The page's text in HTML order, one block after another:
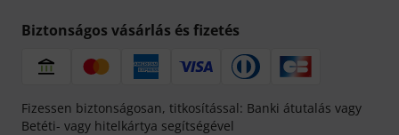
Biztonságos vásárlás és fizetés
Fizessen biztonságosan, titkosítással: Banki átutalás vagy
Betéti- vagy hitelkártya segítségével